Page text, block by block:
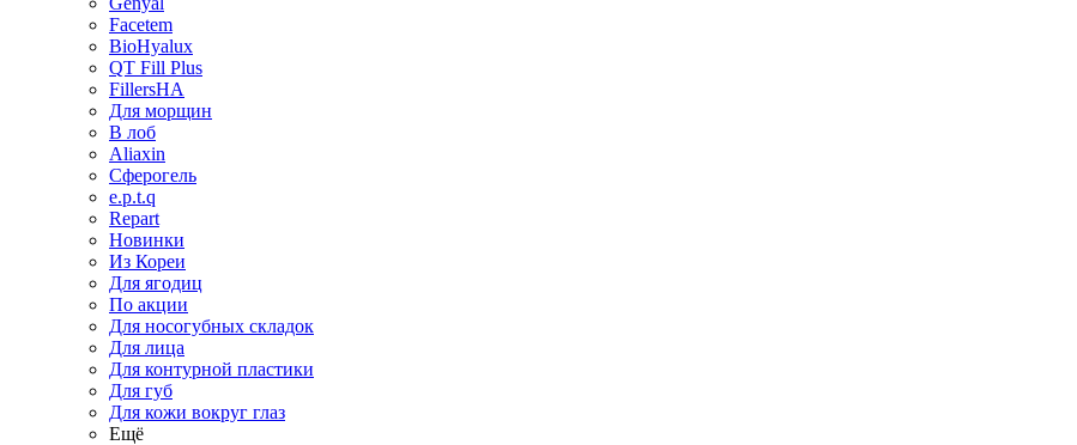
Facetem
BioHyalux
QT Fill Plus
FillersHA
Для морщин
В лоб
Aliaxin
Сферогель
e.p.t.q
Repart
Новинки
Из Кореи
Для ягодиц
По акции
Для носогубных складок
Для лица
Для контурной пластики
Для губ
Для кожи вокруг глаз
Ещё